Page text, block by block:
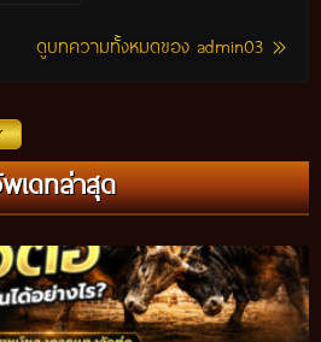
ดูบทความทั้งหมดของ admin03
เดทล่าสุด
าวัวรอง พร้อมเทคนิควิเคราะห์ข้อมูล